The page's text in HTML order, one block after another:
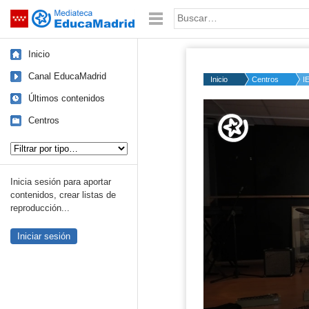
Saltar navegación Palabra o frase:
Inicio
Canal EducaMadrid
Últimos contenidos
Centros
Inicia sesión para aportar
contenidos, crear listas de
reproducción...
Iniciar sesión
Inicio Centros
50%